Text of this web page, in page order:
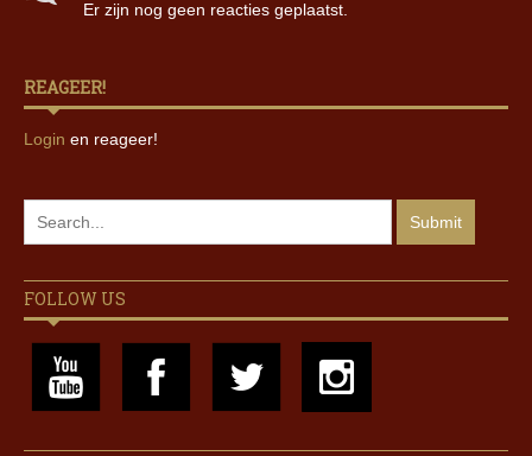
Er zijn nog geen reacties geplaatst.
REAGEER!
Login en reageer!
FOLLOW US